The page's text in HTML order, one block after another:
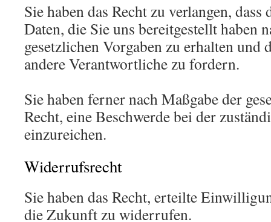
Sie haben das Recht zu verlangen,
Daten, die Sie uns bereitgestellt haben
gesetzlichen Vorgaben zu erhalten
andere Verantwortliche zu fordern.
Sie haben ferner nach Maßgabe der
Recht, eine Beschwerde bei der
einzureichen.
Widerrufsrecht
Sie haben das Recht, erteilte
die Zukunft zu widerrufen.